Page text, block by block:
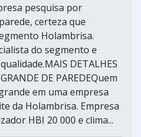
pesquisa por
certeza que
Holambrisa.
do segmento e
DETALHES
DE PAREDEQuem
em uma empresa
da Holambrisa. Empresa
HBI 20 000 e clima...